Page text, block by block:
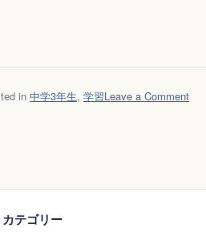
in 中学3年生, 学習Leave a Commenton
ら
カテゴリー